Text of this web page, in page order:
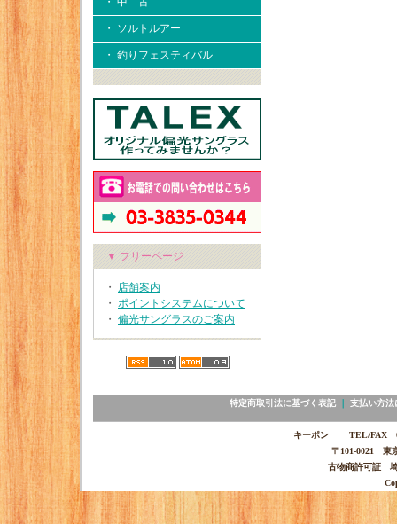
・ ソルトルアー
・ 釣りフェスティバル
▼ フリーページ
・ 店舗案内
・ ポイントシステムについて
・ 偏光サングラスのご案内
特定商取引法に基づく表記｜ 支払い方法
キーポン TEL/FAX
〒101-0021 東
古物商許可証